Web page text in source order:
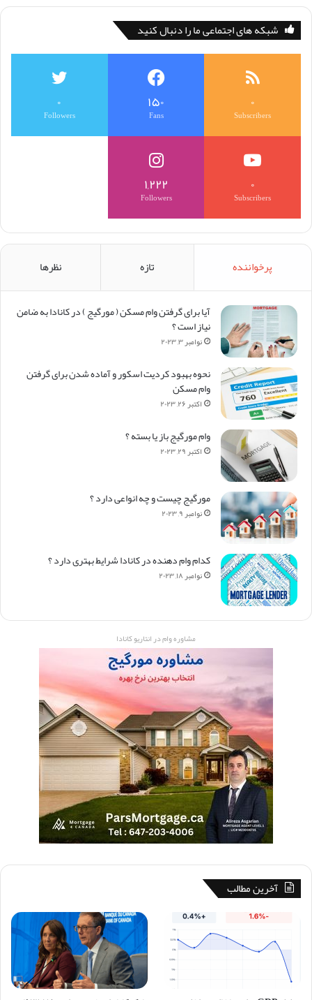
شبکه های اجتماعی ما را دنبال کنید
۰
Subscribers
۱۵۰
Fans
۰
Followers
۰
Subscribers
۱,۲۲۲
Followers
پرخواننده تازه نظرها
آیا برای گرفتن وام مسکن (‌ مورگیج ) در کانادا به ضامن
نیاز است ؟
نوامبر ۳, ۲۰۲۳
نحوه بهبود کردیت اسکور و آماده شدن برای گرفتن
وام مسکن
اکتبر ۲۶, ۲۰۲۳
وام مورگیج باز یا بسته ؟
اکتبر ۲۹, ۲۰۲۳
مورگیج چیست و چه انواعی دارد ؟
نوامبر ۹, ۲۰۲۳
کدام وام دهنده در کانادا شرایط بهتری دارد ؟
نوامبر ۱۸, ۲۰۲۳
مشاوره وام در انتاریو کانادا
آخرین مطالب